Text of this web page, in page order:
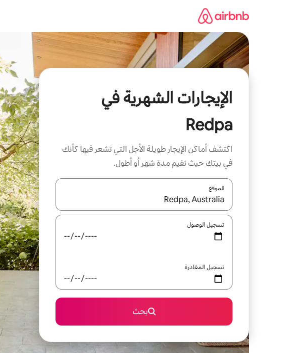
الإيجارات الشهرية في
Redpa
اكتشف أماكن الإيجار طويلة الأجل التي تشعر فيها كأنك
في بيتك حيث تقيم مدة شهر أو أطول.
الموقع
عند توفر النتائج، انتقل باستخدام السهمين لأعلى ولأسفل أو استكشف عن
تسجيل الوصول
تسجيل المغادرة
بحث